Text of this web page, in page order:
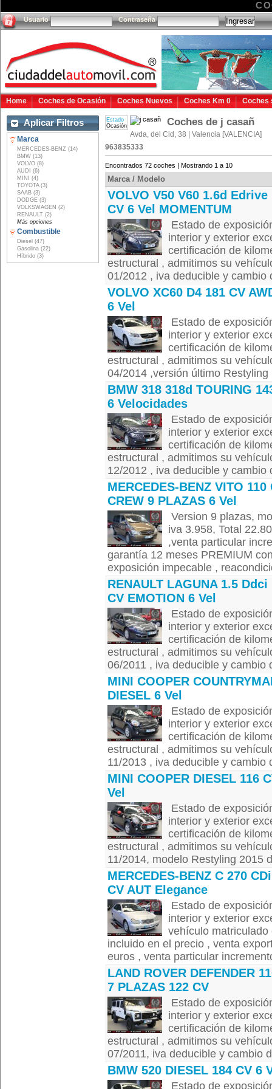
Usuario Contraseña
Home Coches de Ocasión Coches Nuevos Coches Km 0 Coches
Aplicar Filtros
Marca
MERCEDES-BENZ (14)
BMW (13)
VOLVO (8)
AUDI (6)
MINI (4)
TOYOTA (3)
SAAB (3)
DODGE (3)
VOLKSWAGEN (2)
RENAULT (2)
Más opciones
Combustible
Diesel (47)
Gasolina (22)
Híbrido (3)
Estado
Ocasión
Coches de j casañ
Avda, del Cid, 38 | Valencia [VALENCIA]
963835333
Encontrados 72 coches | Mostrando 1 a 10
Marca / Modelo
VOLVO V50 V60 1.6d Edrive
CV 6 Vel MOMENTUM
Estado de
interior y exterior
certificación de
estructural , admitimos su
01/2012 , iva deducible y cambio
VOLVO XC60 D4 181 CV
6 Vel
Estado de
interior y exterior
certificación de
estructural , admitimos su
04/2014 ,versión último
BMW 318 318d TOURING
6 Velocidades
Estado de
interior y exterior
certificación de
estructural , admitimos su
12/2012 , iva deducible y
MERCEDES-BENZ VITO 110
CREW 9 PLAZAS 6 Vel
Version 9 plazas,
iva 3.958, Total
,venta particular
garantía 12 meses PREMIUM
exposición impecable ,
RENAULT LAGUNA 1.5 Ddci
CV EMOTION 6 Vel
Estado de
interior y exterior
certificación de
estructural , admitimos su
06/2011 , iva deducible y cambio
MINI COOPER
DIESEL 6 Vel
Estado de
interior y exterior
certificación de
estructural , admitimos su
11/2013 , iva deducible y cambio
MINI COOPER DIESEL 116
Vel
Estado de
interior y exterior
certificación de
estructural , admitimos su
11/2014, modelo Restyling 2015
MERCEDES-BENZ C 270
CV AUT Elegance
Estado de
interior y exterior
vehículo
incluido en el precio , venta
euros , venta particular
LAND ROVER DEFENDER
7 PLAZAS 122 CV
Estado de
interior y exterior
certificación de
estructural , admitimos su
07/2011, iva deducible y cambio
BMW 520 DIESEL 184 CV 6
Estado de